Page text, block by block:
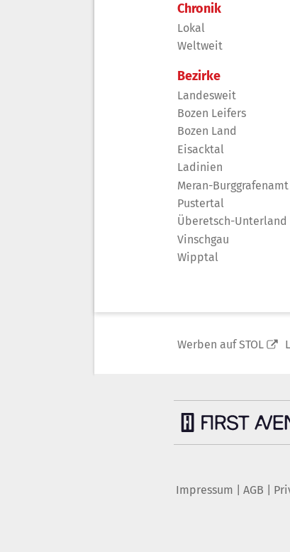
Chronik
Lokal
Weltweit
Bezirke
Landesweit
Bozen Leifers
Bozen Land
Eisacktal
Ladinien
Meran-Burggrafenamt
Pustertal
Überetsch-Unterland
Vinschgau
Wipptal
Werben auf STOL
Impressum AGB